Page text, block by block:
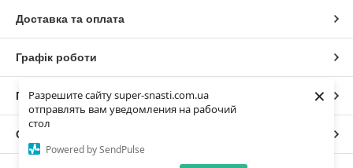
Разрешите сайту super-snasti.com.ua
отправлять вам уведомления на рабочий
стол
Powered by SendPulse
×
Доставка та оплата
Графік роботи
Повна версія сайту
Сайт створено на маркетплейсі